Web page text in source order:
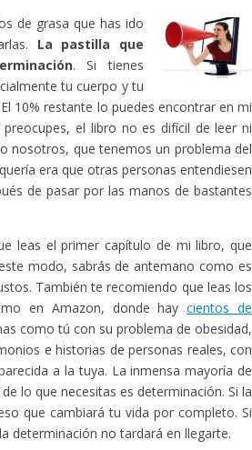
de grasa que has ido
La pastilla que
. Si tienes
tu cuerpo y tu
10% restante lo puedes encontrar en mi
el libro no es difícil de leer ni
nosotros, que tenemos un problema del
era que otras personas entendiesen
de pasar por las manos de bastantes
leas el primer capítulo de mi libro, que
modo, sabrás de antemano como es
También te recomiendo que leas los
en Amazon, donde haycientos de
como tú con su problema de obesidad,
e historias de personas reales, con
a la tuya. La inmensa mayoría de
lo que necesitas es determinación. Si la
que cambiará tu vida por completo. Si
determinación no tardará en llegarte.